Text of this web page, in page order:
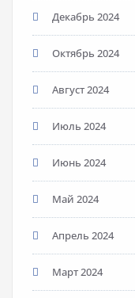
Декабрь 2024
Октябрь 2024
Август 2024
Июль 2024
Июнь 2024
Май 2024
Апрель 2024
Март 2024